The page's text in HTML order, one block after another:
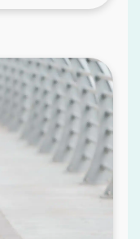
Boulogne-
Billancourt